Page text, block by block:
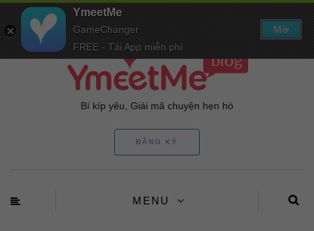
Bí kíp yêu, Giải mã chuyện hẹn hò
ĐĂNG KÝ
MENU
YmeetMe
GameChanger
FREE - Tải App miễn phí
Mở